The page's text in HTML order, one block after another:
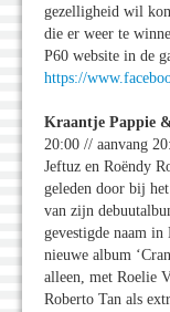
gezelligheid wil
die er weer te
P60 website in de
https://
Kraantje Pappie
20:00 // aanvang
Jeftuz en Roëndy
geleden door bij
van zijn
gevestigde naam
nieuwe album
alleen, met Roelie
Roberto Tan als